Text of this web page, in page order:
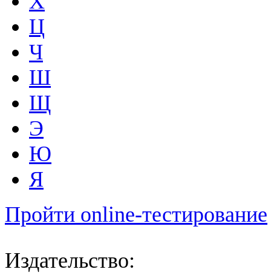
Ц
Ч
Ш
Щ
Э
Ю
Я
Пройти online-тестирование
Издательство: